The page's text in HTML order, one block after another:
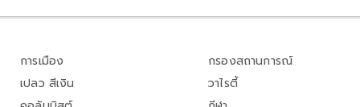
การเมือง
เปลว สีเงิน
กรองสถานการณ์
วาไรตี้